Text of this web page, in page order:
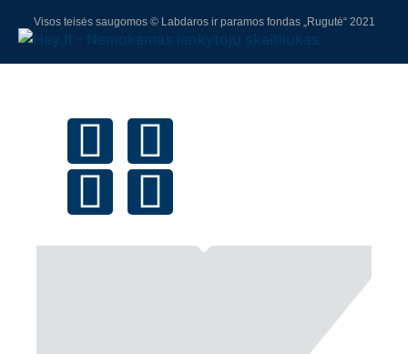
Visos teisės saugomos © Labdaros ir paramos fondas „Rugutė“ 2021